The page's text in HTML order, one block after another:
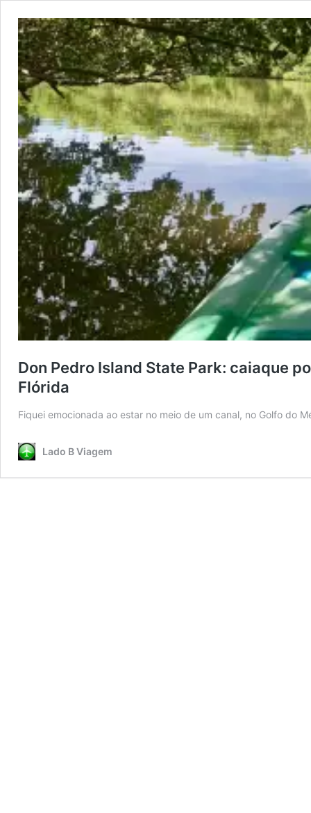
Don Pedro Island State Park: caiaque
Flórida
Fiquei emocionada ao estar no meio de um canal, no Golfo do
Lado B Viagem